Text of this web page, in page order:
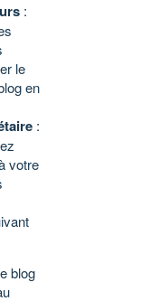
:
le
en
:
votre
blog